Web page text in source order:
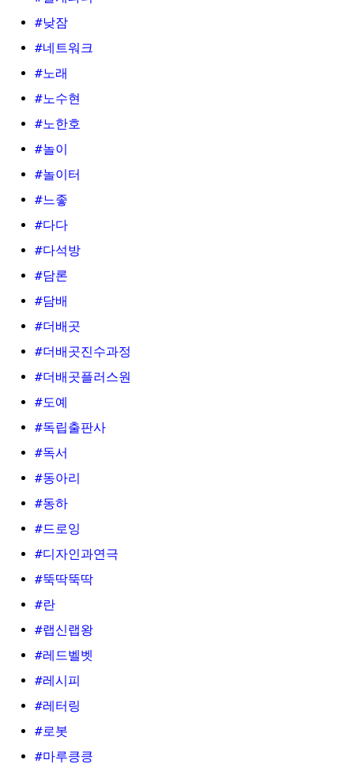
#낮잠
#네트워크
#노래
#노수현
#노한호
#놀이
#놀이터
#느좋
#다다
#다석방
#담론
#담배
#더배곳
#더배곳진수과정
#더배곳플러스원
#도예
#독립출판사
#독서
#동아리
#동하
#드로잉
#디자인과연극
#뚝딱뚝딱
#란
#랩신랩왕
#레드벨벳
#레시피
#레터링
#로봇
#마루킁킁